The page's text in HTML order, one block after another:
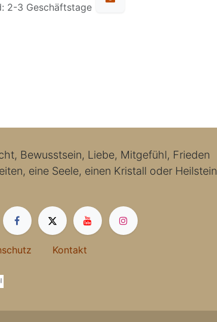
2-3 Geschäftstage
Bewusstsein, Liebe, Mitgefühl, Frieden
eine Seele, einen Kristall oder Heilstein
Kontakt